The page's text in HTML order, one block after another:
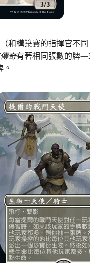
和構築賽的指揮官不
奇有著相同張數的牌